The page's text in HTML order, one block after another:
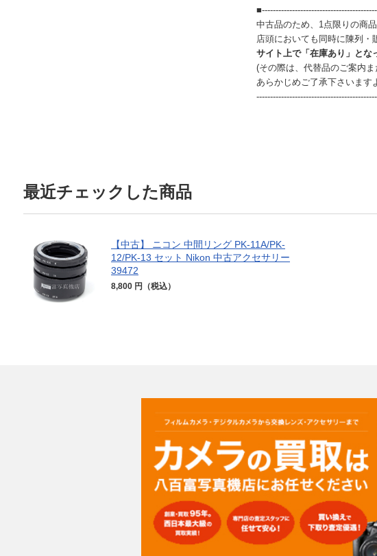
中古品のため、1点限りの商
店頭においても同時に陳列・
サイト上で「在庫あり」とな
(その際は、代替品のご案内
あらかじめご了承下さいます
最近チェックした商品
【中古】 ニコン 中間リング PK-11A/PK-
12/PK-13 セット Nikon 中古アクセサリー
39472
8,800 円（税込）